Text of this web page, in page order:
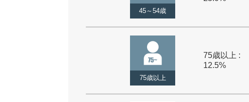
45～54歳
75歳以上
75歳以上 :
12.5%